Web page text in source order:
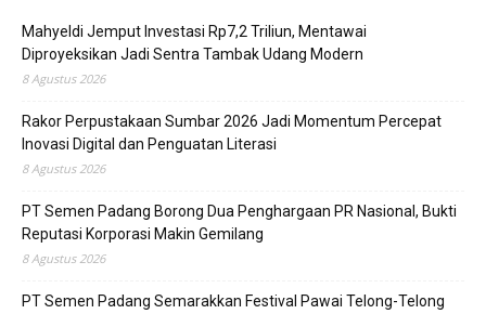
Mahyeldi Jemput Investasi Rp7,2 Triliun, Mentawai
Diproyeksikan Jadi Sentra Tambak Udang Modern
8 Agustus 2026
Rakor Perpustakaan Sumbar 2026 Jadi Momentum Percepat
Inovasi Digital dan Penguatan Literasi
8 Agustus 2026
PT Semen Padang Borong Dua Penghargaan PR Nasional, Bukti
Reputasi Korporasi Makin Gemilang
8 Agustus 2026
PT Semen Padang Semarakkan Festival Pawai Telong-Telong